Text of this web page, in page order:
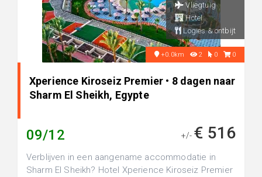
Vliegtuig
Hotel
Logies & ontbijt
+0.0km 2 0 0
Xperience Kiroseiz Premier • 8 dagen naar
Sharm El Sheikh, Egypte
09/12 +/- € 516
Verblijven in een aangename accommodatie in
Sharm El Sheikh? Hotel Xperience Kiroseiz Premier